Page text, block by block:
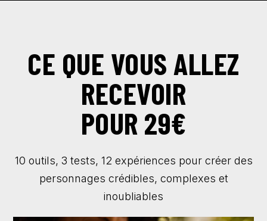
CE QUE VOUS ALLEZ
RECEVOIR
POUR 29€
10 outils, 3 tests, 12 expériences pour créer des
personnages crédibles, complexes et
inoubliables